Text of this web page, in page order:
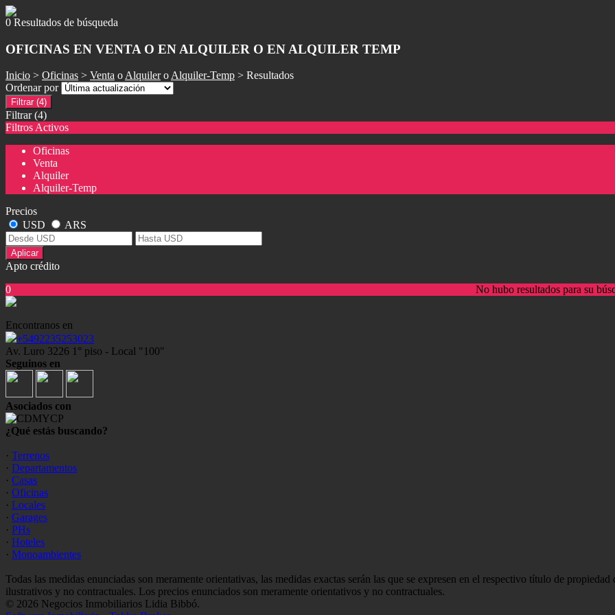
0 Resultados de búsqueda
OFICINAS EN VENTA O EN ALQUILER O EN ALQUILER TEMP
Inicio > Oficinas > Venta oAlquileroAlquiler-Temp > Resultados
Ordenar por
Filtrar (4)
Filtrar (4)
Filtros Activos
Oficinas
Venta
Alquiler
Alquiler-Temp
Precios
USD
ARS
Aplicar
Apto crédito
No hubo resultados para su
0
Encontranos en
+5492235253023
Av. Luro 3226 1° piso - Local "100"
Seguinos en
Asociados con
¿Qué estás buscando?
· Terrenos
· Departamentos
· Casas
· Oficinas
· Locales
· Garages
· PHs
· Hoteles
· Monoambientes
Todas las medidas enunciadas son meramente orientativas, las medidas exactas serán las que se expresen en el respectivo título de
ilustrativos y no contractuales. Los precios enunciados son meramente orientativos y no contractuales.
© 2026 Negocios Inmobiliarios Lidia Bibbó.